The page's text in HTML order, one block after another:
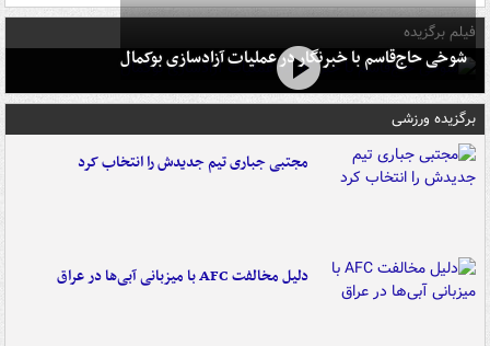
فیلم برگزیده
شوخی حاج‌قاسم با خبرنگار در عملیات آزادسازی بوکمال
برگزیده ورزشی
مجتبی جباری تیم جدیدش را انتخاب کرد
دلیل مخالفت AFC با میزبانی آبی‌ها در عراق